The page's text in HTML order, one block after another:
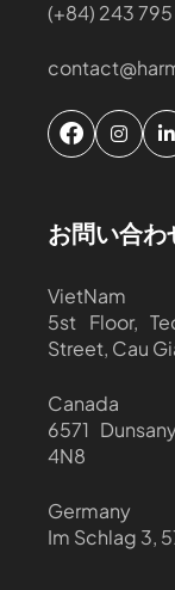
(+84) 243 795
お問い合わ
VietNam
5st Floor,
Street, Cau
Canada
6571
4N8
Germany
Im Schlag 3,